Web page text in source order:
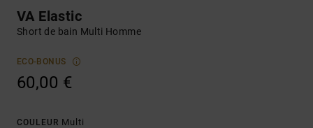
VA Elastic
Short de bain Multi Homme
ECO-BONUS
60,00 €
COULEUR Multi